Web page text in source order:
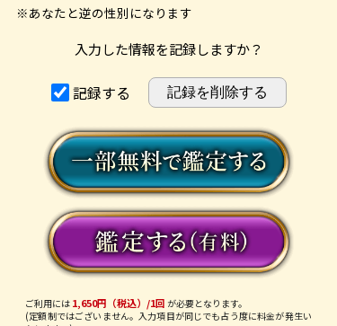
※あなたと逆の性別になります
入力した情報を記録しますか？
記録する
ご利用には 1,650円（税込）/1回 が必要となります。
(定額制ではございません。入力項目が同じでも占う度に料金が発生い